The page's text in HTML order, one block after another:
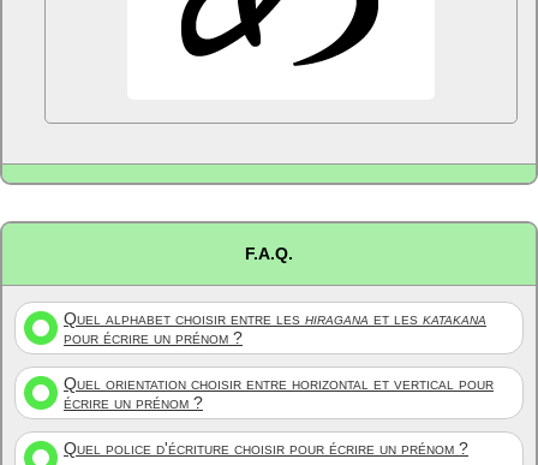
F.A.Q.
Quel alphabet choisir entre les hiragana et les katakana
pour écrire un prénom ?
Quel orientation choisir entre horizontal et vertical pour
écrire un prénom ?
Quel police d'écriture choisir pour écrire un prénom ?